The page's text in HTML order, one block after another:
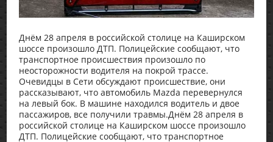
Днём 28 апреля в российской столице на Каширском
шоссе произошло ДТП. Полицейские сообщают, что
транспортное происшествия произошло по
неосторожности водителя на покрой трассе.
Очевидцы в Сети обсуждают происшествие, они
рассказывают, что автомобиль Mazda перевернулся
на левый бок. В машине находился водитель и двое
пассажиров, все получили травмы.Днём 28 апреля в
российской столице на Каширском шоссе произошло
ДТП. Полицейские сообщают, что транспортное